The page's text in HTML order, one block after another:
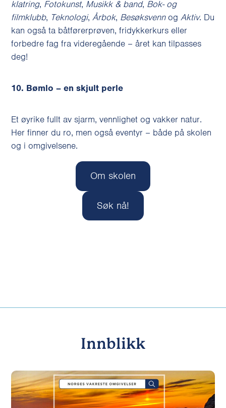
klatring, Fotokunst, Musikk & band, Bok- og
filmklubb, Teknologi,Årbok, BesøksvennogAktiv. Du
kan også ta båtførerprøven, fridykkerkurs eller
forbedre fag fra videregående – året kan tilpasses
deg!
10. Bømlo – en skjult perle
Et øyrike fullt av sjarm, vennlighet og vakker natur.
Her finner du ro, men også eventyr – både på skolen
og i omgivelsene.
Om skolen
Søk nå!
Innblikk